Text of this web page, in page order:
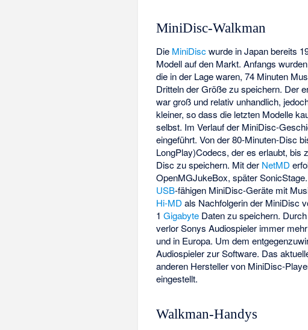
MiniDisc-Walkman
Die MiniDiscwurde in Japan bereits
Modell auf den Markt. Anfangs
die in der Lage waren, 74 Minuten
Dritteln der Größe zu speichern. Der
war groß und relativ unhandlich,
kleiner, so dass die letzten Modelle
selbst. Im Verlauf der MiniDisc-
eingeführt. Von der 80-Minuten-Disc
LongPlay)Codecs, der es erlaubt, bis
Disc zu speichern. Mit der NetMD
OpenMGJukeBox, späterSonicStage
USB-fähigen MiniDisc-Geräte mit
Hi-MD als Nachfolgerin der MiniDisc
1Gigabyte Daten zu speichern.
verlor Sonys Audiospieler immer
und in Europa. Um dem
Audiospieler zur Software. Das
anderen Hersteller von MiniDisc-
eingestellt.
Walkman-Handys